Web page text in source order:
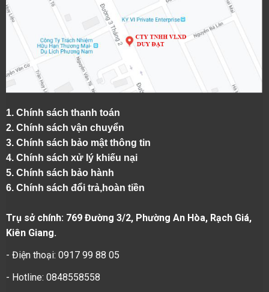
1. Chính sách thanh toán
2. Chính sách vận chuyển
3. Chính sách bảo mật thông tin
4. Chính sách xử lý khiếu nại
5. Chính sách bảo hành
6. Chính sách đổi trả,hoàn tiền
Trụ sở chính: 769 Đường 3/2, Phường An Hòa, Rạch Giá,
Kiên Giang.
- Điện thoại: 0917 99 88 05
- Hotline: 0848558558